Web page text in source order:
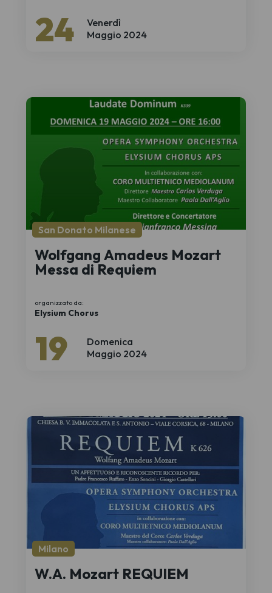
Venerdì
24 Maggio 2024
Domenica
19 Maggio 2024
San Donato Milanese
Wolfgang Amadeus Mozart
Messa di Requiem
organizzato da:
Elysium Chorus
Milano
W.A. Mozart REQUIEM